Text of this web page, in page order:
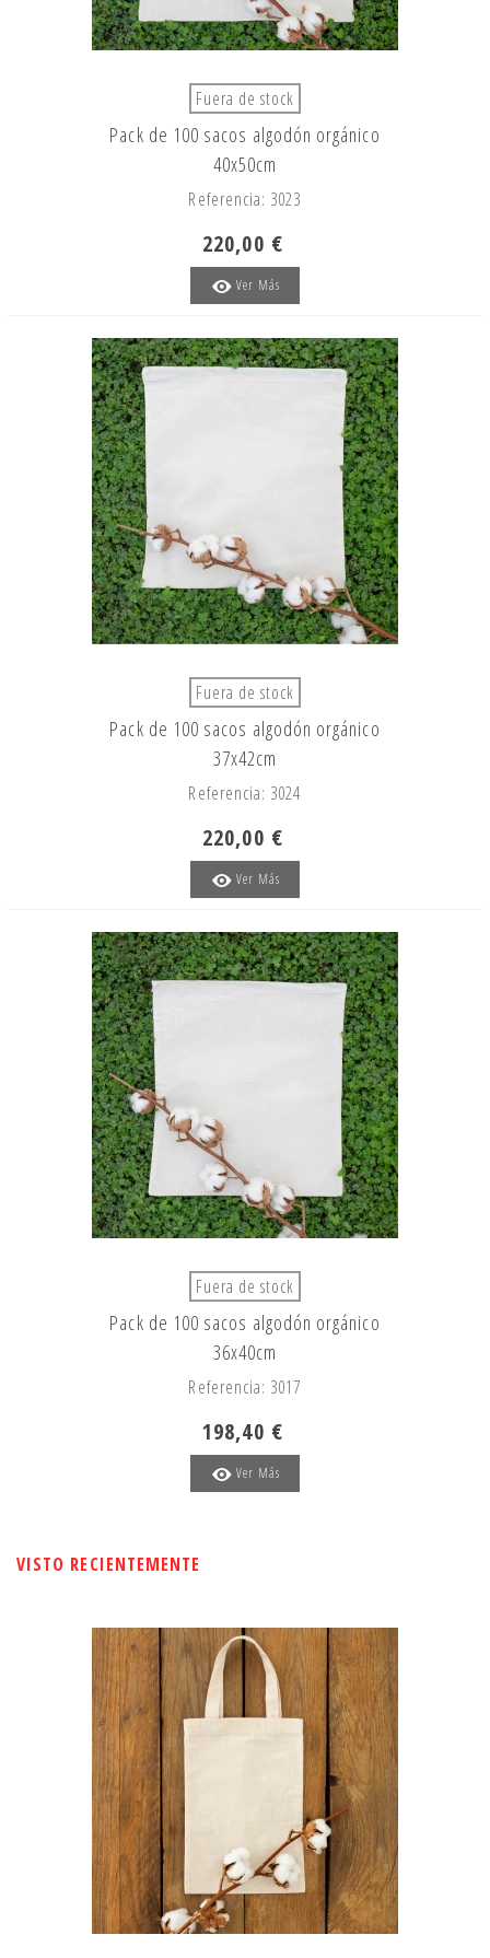
Fuera de stock
Pack de 100 sacos algodón orgánico
40x50cm
Referencia: 3023
220,00 €
Ver Más
Fuera de stock
Pack de 100 sacos algodón orgánico
37x42cm
Referencia: 3024
220,00 €
Ver Más
Fuera de stock
Pack de 100 sacos algodón orgánico
36x40cm
Referencia: 3017
198,40 €
Ver Más
VISTO RECIENTEMENTE